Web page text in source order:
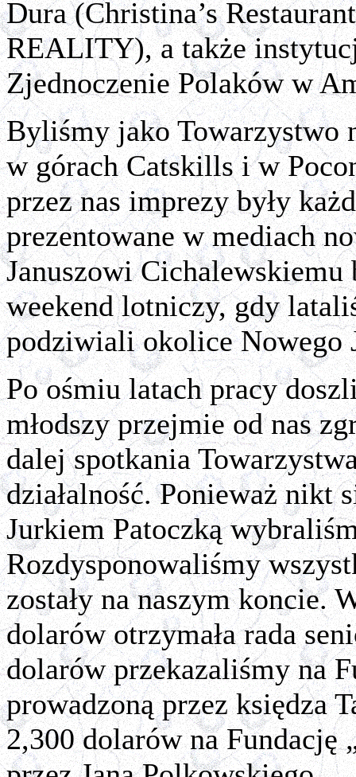
Dura (Christina’s
REALITY), a także
Zjednoczenie Polaków w
Byliśmy jako Towarzystwo
w górach Catskills i w
przez nas imprezy były
prezentowane w mediach
Januszowi Cichalewskiemu
weekend lotniczy, gdy
podziwiali okolice Nowego
Po ośmiu latach pracy
młodszy przejmie od nas
dalej spotkania
działalność. Ponieważ nikt
Jurkiem Patoczką
Rozdysponowaliśmy
zostały na naszym koncie.
dolarów otrzymała rada
dolarów przekazaliśmy na
prowadzoną przez księdza
2,300 dolarów na Fundację